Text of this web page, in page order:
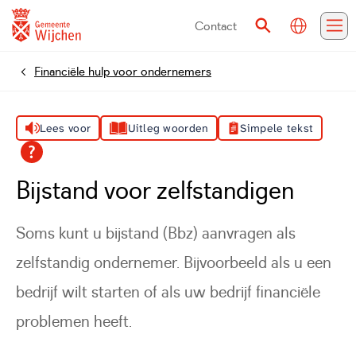
Contact
ZoekenVertalen
HomeFinanciële hulp voor ondernemers
Lees voor Uitleg woorden Simpele tekst
Bijstand voor zelfstandigen
Soms kunt u bijstand (Bbz) aanvragen als
zelfstandig ondernemer. Bijvoorbeeld als u een
bedrijf wilt starten of als uw bedrijf financiële
problemen heeft.